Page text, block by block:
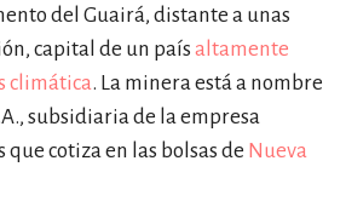
del Guairá, distante a unas
capital de un país altamente
climática. La minera está a nombre
subsidiaria de la empresa
cotiza en las bolsas de Nueva